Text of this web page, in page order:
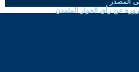
عن رأي الحوار المتمدن